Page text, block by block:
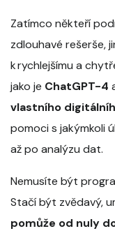
Zatímco někteří
zdlouhavé rešerše,
k rychlejšímu a
jako je ChatGPT-4
vlastního
pomoci s jakýmkoli
až po analýzu dat.
Nemusíte být
Stačí být zvědavý,
pomůže od nuly